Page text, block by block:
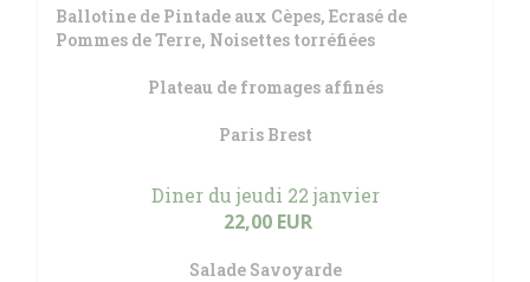
Ballotine de Pintade aux Cèpes, Ecrasé de
Pommes de Terre, Noisettes torréfiées
Plateau de fromages affinés
Paris Brest
Diner du jeudi 22 janvier
22,00 EUR
Salade Savoyarde